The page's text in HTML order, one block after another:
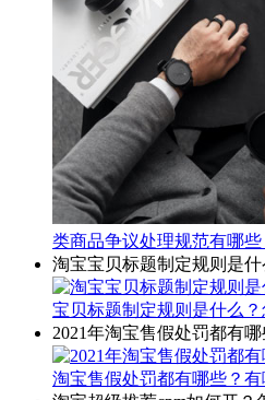
类商品争议处理规范有哪些
淘宝宝贝标题制定规则是
宝贝标题制定规则是什么？
2021年淘宝售假处罚都有
淘宝售假处罚都有哪些？有